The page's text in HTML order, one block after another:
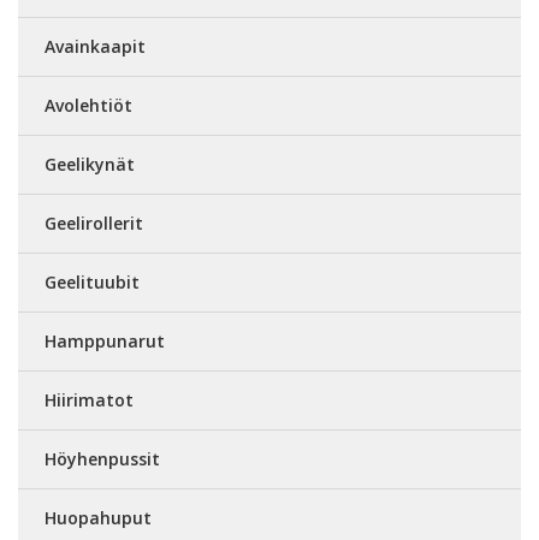
Avainkaapit
Avolehtiöt
Geelikynät
Geelirollerit
Geelituubit
Hamppunarut
Hiirimatot
Höyhenpussit
Huopahuput